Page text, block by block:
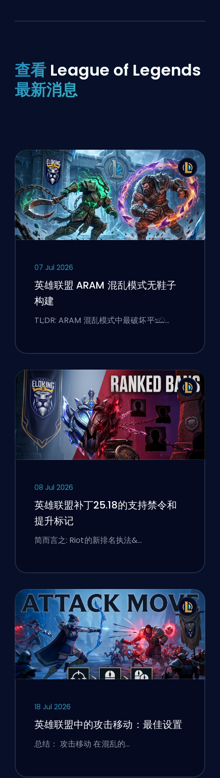
查看 League of Legends
最新消息
07 Jul 2026
英雄联盟 ARAM 混乱模式无鞋子
构建
TL;DR: ARAM 混乱模式中最破坏平ඣ…
08 Jul 2026
英雄联盟补丁25.18的支持禁令和
提升标记
简而言之: Riot的新排名执法&…
18 Jul 2026
英雄联盟中的攻击移动：最佳设置
总结： 攻击移动 在混乱的…